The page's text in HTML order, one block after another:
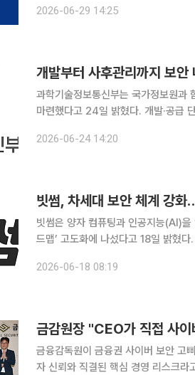
근 5년간 이뤄진 정보보호 부문 투자
2026-06-29 14:25
개발부터 사후관리까지 보
과학기술정보통신부는 국가정보원과
마련했다고 24일 밝혔다. 개발·공급
되며 디지털 전환의 핵심 요소가 됐다
2026-06-24 14:20
빗썸, 차세대 보안 체계 강
빗썸은 양자 컴퓨팅과 인공지능(AI)
드맵’ 고도화에 나섰다고 18일 밝혔다. 빗썸은 11일 ‘제2차 정보보호 자문위원회’ 정기 회의를 열
을 점검했다. 이번 회의는 서울 강
2026-06-18 08:19
금감원장 "CEO가 직접 사
금융감독원이 금융권 사이버 보안 고
자 신뢰와 직결된 핵심 경영 리스크